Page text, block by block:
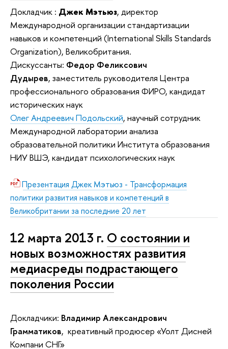
Докладчик : Джек Мэтьюз, директор
Международной организации стандартизации
навыков и компетенций (International Skills Standards
Organization), Великобритания.
Дискуссанты: Федор Феликсович
Дудырев, заместитель руководителя Центра
профессионального образования ФИРО, кандидат
исторических наук
Олег Андреевич Подольский, научный сотрудник
Международной лаборатории анализа
образовательной политики Института образования
НИУ ВШЭ, кандидат психологических наук
Презентация Джек Мэтьюз - Трансформация
политики развития навыков и компетенций в
Великобритании за последние 20 лет
12 марта 2013 г. О состоянии и
новых возможностях развития
медиасреды подрастающего
поколения России
Докладчики: Владимир Александрович
Грамматиков, креативный продюсер «Уолт Дисней
Компани СНГ»